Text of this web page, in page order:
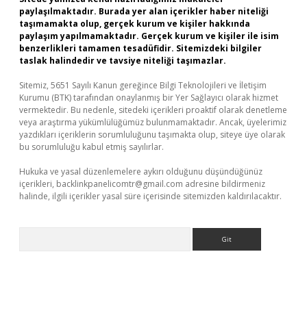
paylaşılmaktadır. Burada yer alan içerikler haber niteliği
taşımamakta olup, gerçek kurum ve kişiler hakkında
paylaşım yapılmamaktadır. Gerçek kurum ve kişiler ile isim
benzerlikleri tamamen tesadüfidir. Sitemizdeki bilgiler
taslak halindedir ve tavsiye niteliği taşımazlar.
Sitemiz, 5651 Sayılı Kanun gereğince Bilgi Teknolojileri ve İletişim
Kurumu (BTK) tarafından onaylanmış bir Yer Sağlayıcı olarak hizmet
vermektedir. Bu nedenle, sitedeki içerikleri proaktif olarak denetleme
veya araştırma yükümlülüğümüz bulunmamaktadır. Ancak, üyelerimiz
yazdıkları içeriklerin sorumluluğunu taşımakta olup, siteye üye olarak
bu sorumluluğu kabul etmiş sayılırlar.
Hukuka ve yasal düzenlemelere aykırı olduğunu düşündüğünüz
içerikleri, backlinkpanelicomtr@gmail.com adresine bildirmeniz
halinde, ilgili içerikler yasal süre içerisinde sitemizden kaldırılacaktır.